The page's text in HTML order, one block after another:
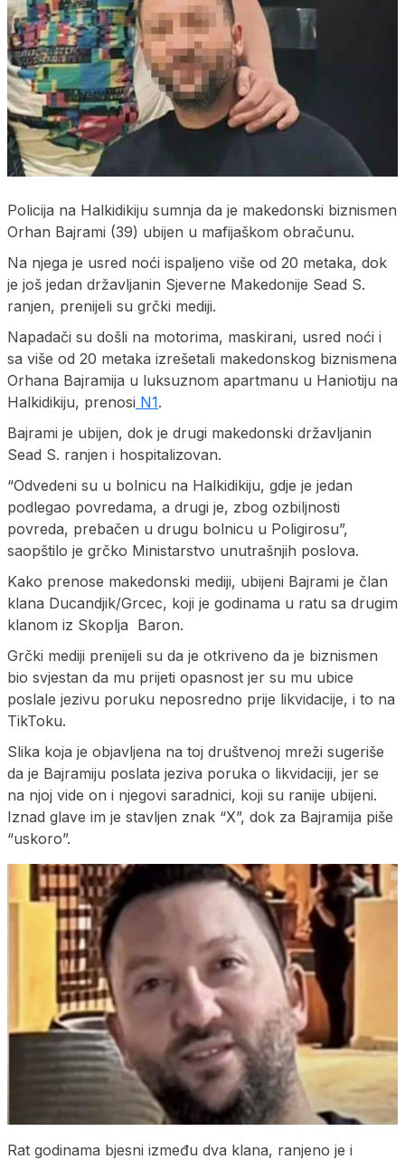
Policija na Halkidikiju sumnja da je makedonski biznismen
Orhan Bajrami (39) ubijen u mafijaškom obračunu.
Na njega je usred noći ispaljeno više od 20 metaka, dok
je još jedan državljanin Sjeverne Makedonije Sead S.
ranjen, prenijeli su grčki mediji.
Napadači su došli na motorima, maskirani, usred noći i
sa više od 20 metaka izrešetali makedonskog biznismena
Orhana Bajramija u luksuznom apartmanu u Haniotiju na
Halkidikiju, prenosi N1.
Bajrami je ubijen, dok je drugi makedonski državljanin
Sead S. ranjen i hospitalizovan.
“Odvedeni su u bolnicu na Halkidikiju, gdje je jedan
podlegao povredama, a drugi je, zbog ozbiljnosti
povreda, prebačen u drugu bolnicu u Poligirosu”,
saopštilo je grčko Ministarstvo unutrašnjih poslova.
Kako prenose makedonski mediji, ubijeni Bajrami je član
klana Ducandjik/Grcec, koji je godinama u ratu sa drugim
klanom iz Skoplja Baron.
Grčki mediji prenijeli su da je otkriveno da je biznismen
bio svjestan da mu prijeti opasnost jer su mu ubice
poslale jezivu poruku neposredno prije likvidacije, i to na
TikToku.
Slika koja je objavljena na toj društvenoj mreži sugeriše
da je Bajramiju poslata jeziva poruka o likvidaciji, jer se
na njoj vide on i njegovi saradnici, koji su ranije ubijeni.
Iznad glave im je stavljen znak “X”, dok za Bajramija piše
“uskoro”.
Rat godinama bjesni između dva klana, ranjeno je i